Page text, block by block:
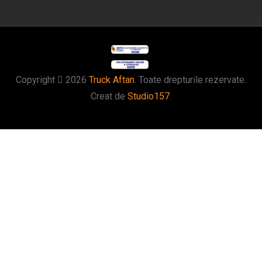
Copyright 2026 Truck Aftan . Toate drepturile rezervate.
Creat de Studio157